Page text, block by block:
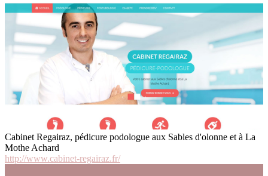
Cabinet Regairaz, pédicure podologue aux Sables d'olonne et à La
Mothe Achard
http://www.cabinet-regairaz.fr/